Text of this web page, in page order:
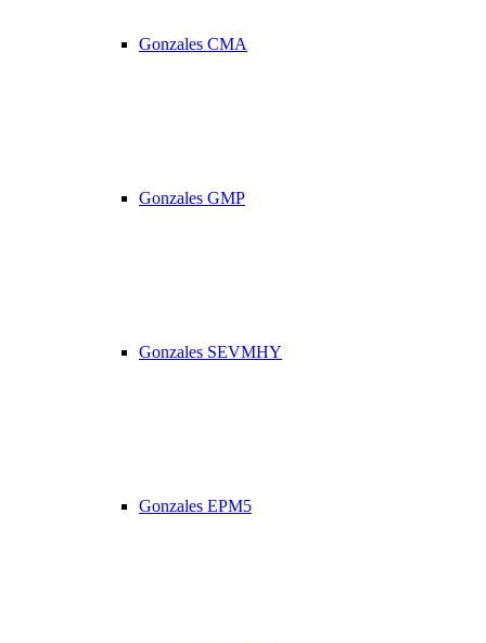
Gonzales CMA
Gonzales GMP
Gonzales SEVMHY
Gonzales EPM5